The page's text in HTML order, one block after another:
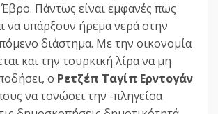
Πάντως είναι εμφανές πως
να υπάρξουν ήρεμα νερά στην
διάστημα. Με την οικονομία
και την τουρκική λίρα να μη
ο Ρετζέπ Ταγίπ Ερντογάν
να τονώσει την -πληγείσα